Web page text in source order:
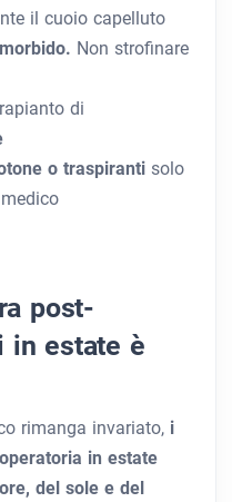
il cuoio capelluto
Non strofinare
di
o traspiranti solo
post-
in estate è
rimanga invariato, i
in estate
del sole e del